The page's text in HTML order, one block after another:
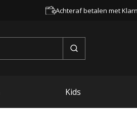
Achteraf betalen met
Kids